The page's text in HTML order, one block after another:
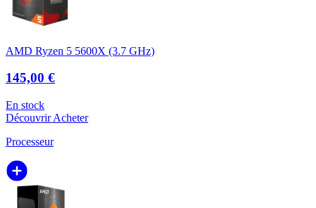
AMD Ryzen 5 5600X (3.7 GHz)
145,00 €
En stock
DécouvrirAcheter
Processeur